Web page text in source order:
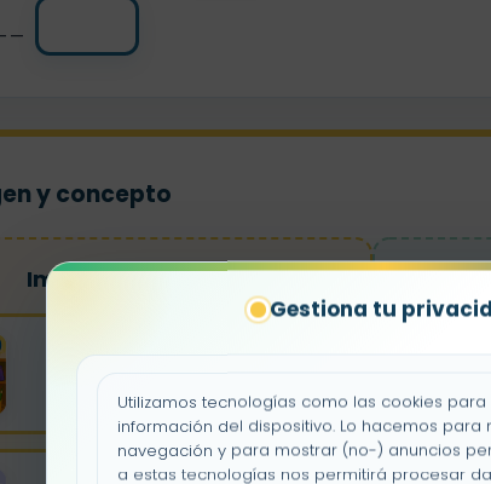
Gestiona tu
Utilizamos tecnologías como las cookies
información del dispositivo. Lo hacemos
navegación y para mostrar (no-) anuncios
a estas tecnologías nos permitirá procesar
y concepto
Imágenes